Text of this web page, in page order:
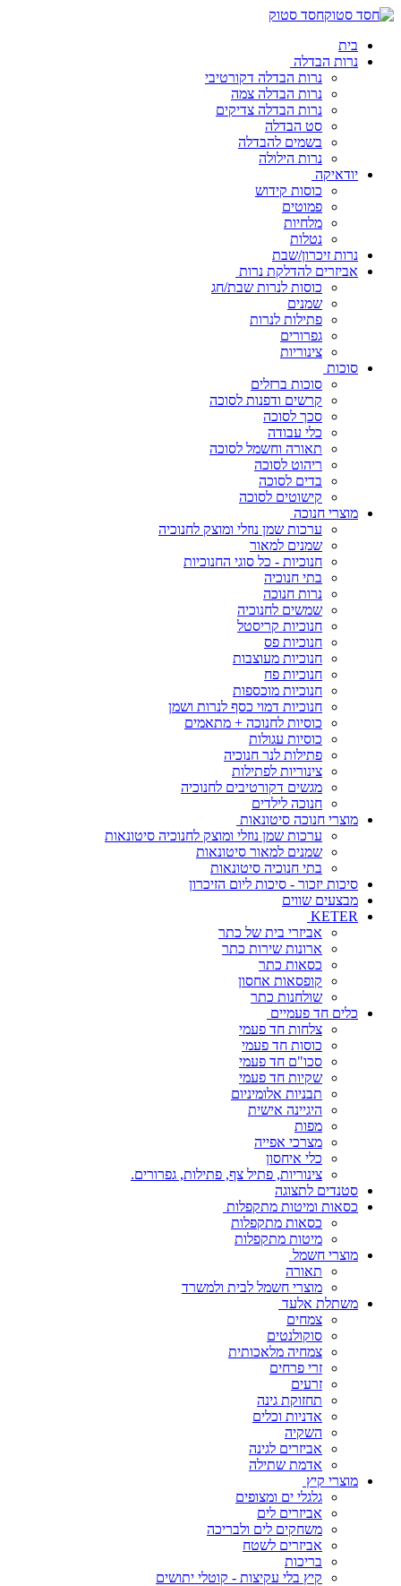
חסד סטוק
בית
נרות הבדלה
נרות הבדלה דקורטיבי
נרות הבדלה צמה
נרות הבדלה צדיקים
סט הבדלה
בשמים להבדלה
נרות הילולה
יודאיקה
כוסות קידוש
פמוטים
מלחיות
נטלות
נרות זיכרון/שבת
אביזרים להדלקת נרות
כוסות לנרות שבת/חג
שמנים
פתילות לנרות
גפרורים
צינוריות
סוכות
סוכות ברזלים
קרשים ודפנות לסוכה
סכך לסוכה
כלי עבודה
תאורה וחשמל לסוכה
ריהוט לסוכה
בדים לסוכה
קישוטים לסוכה
מוצרי חנוכה
ערכות שמן נוזלי ומוצק לחנוכיה
שמנים למאור
חנוכיות - כל סוגי החנוכיות
בתי חנוכיה
נרות חנוכה
שמשים לחנוכיה
חנוכיות קריסטל
חנוכיות פס
חנוכיות מעוצבות
חנוכיות פח
חנוכיות מוכספות
חנוכיות דמוי כסף לנרות ושמן
כוסיות לחנוכה + מתאמים
כוסיות עגולות
פתילות לנר חנוכיה
צינוריות לפתילות
מגשים דקורטיבים לחנוכיה
חנוכה לילדים
מוצרי חנוכה סיטונאות
ערכות שמן נוזלי ומוצק לחנוכיה סיטונאות
שמנים למאור סיטונאות
בתי חנוכיה סיטונאות
סיכות יזכור - סיכות ליום הזיכרון
מבצעים שווים
KETER
אביזרי בית של כתר
ארונות שירות כתר
כסאות כתר
קופסאות אחסון
שולחנות כתר
כלים חד פעמיים
צלחות חד פעמי
כוסות חד פעמי
סכו"ם חד פעמי
שקיות חד פעמי
תבניות אלומיניום
היגיינה אישית
מפות
מצרכי אפייה
כלי איחסון
צינוריות, פתיל צף, פתילות, גפרורים.
סטנדים לתצוגה
כסאות ומיטות מתקפלות
כסאות מתקפלות
מיטות מתקפלות
מוצרי חשמל
תאורה
מוצרי חשמל לבית ולמשרד
משתלת אלעד
צמחים
סוקולנטים
צמחיה מלאכותית
זרי פרחים
זרעים
תחזוקת גינה
אדניות וכלים
השקיה
אביזרים לגינה
אדמת שתילה
מוצרי קיץ
גלגלי ים ומצופים
אביזרים לים
משחקים לים ולבריכה
אביזרים לשטח
בריכות
קיץ בלי עקיצות - קוטלי יתושים